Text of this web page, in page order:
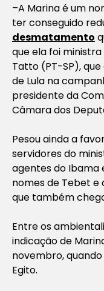
–A Marina é um
ter conseguido
desmatamento
que ela foi
Tatto (PT-SP),
de Lula na
presidente da
Câmara dos
Pesou ainda a
servidores do
agentes do Ibama
nomes de Tebet e
que também
Entre os
indicação de
novembro, quando
Egito.